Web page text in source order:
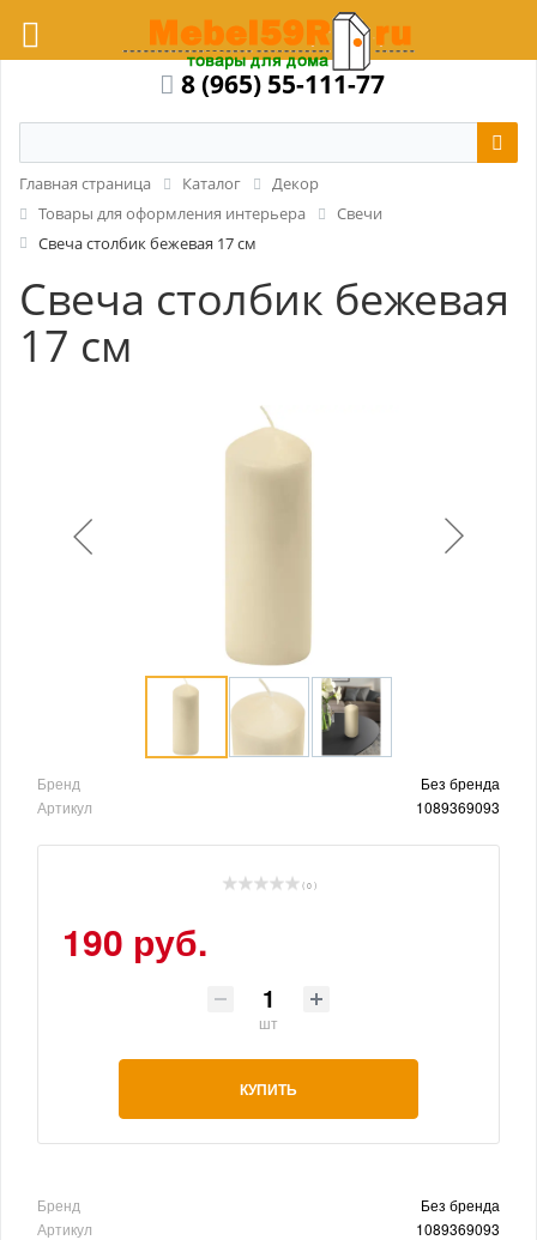
8 (965) 55-111-77
Главная страница Каталог
Декор
Товары для оформления интерьера
Свечи
Свеча столбик бежевая 17 см
Свеча столбик бежевая
17 см
Бренд
Без бренда
Артикул
1089369093
( 0 )
190 руб.
шт
КУПИТЬ
Бренд
Без бренда
Артикул
1089369093